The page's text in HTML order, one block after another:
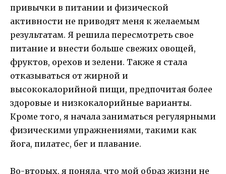
привычки в питании и физической
активности не приводят меня к желаемым
результатам. Я решила пересмотреть свое
питание и внести больше свежих овощей,
фруктов, орехов и зелени. Также я стала
отказываться от жирной и
высококалорийной пищи, предпочитая более
здоровые и низкокалорийные варианты.
Кроме того, я начала заниматься регулярными
физическими упражнениями, такими как
йога, пилатес, бег и плавание.
Во-вторых, я поняла, что мой образ жизни не